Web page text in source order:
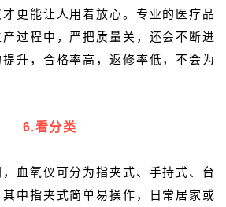
更能让人用着放心。专业的医疗品
过程中，严把质量关，还会不断进
升，合格率高，返修率低，不会为
6.看分类
血氧仪可分为指夹式、手持式、台
中指夹式简单易操作，日常居家或